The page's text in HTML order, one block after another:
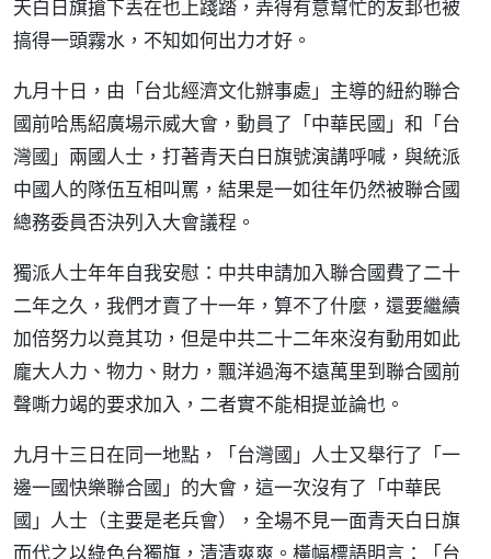
天白日旗搶下丟在也上踐踏，弄得有意幫忙的友邽也被
搞得一頭霧水，不知如何出力才好。
九月十日，由「台北經濟文化辦事處」主導的紐約聯合
國前哈馬紹廣場示威大會，動員了「中華民國」和「台
灣國」兩國人士，打著青天白日旗號演講呼喊，與統派
中國人的隊伍互相叫罵，結果是一如往年仍然被聯合國
總務委員否決列入大會議程。
獨派人士年年自我安慰：中共申請加入聯合國費了二十
二年之久，我們才賣了十一年，算不了什麼，還要繼續
加倍努力以竟其功，但是中共二十二年來沒有動用如此
龐大人力、物力、財力，飄洋過海不遠萬里到聯合國前
聲嘶力竭的要求加入，二者實不能相提並論也。
九月十三日在同一地點，「台灣國」人士又舉行了「一
邊一國快樂聯合國」的大會，這一次沒有了「中華民
國」人士（主要是老兵會），全場不見一面青天白日旗
而代之以綠色台獨旗，清清爽爽。橫幅標語明言：「台